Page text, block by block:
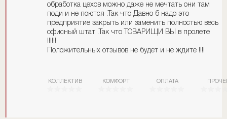
обработка цехов можно даже не мечтать они там
поди и не поются .Так что Давно б надо это
предприятие закрыть или заменить полностью весь
офисный штат .Так что ТОВАРИЩИ ВЫ в пролете
!!!!!!
Положительных отзывов не будет и не ждите !!!!
КОЛЛЕКТИВ КОМФОРТ ОПЛАТА